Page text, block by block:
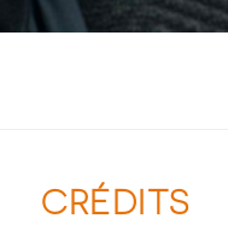
CRÉDITS